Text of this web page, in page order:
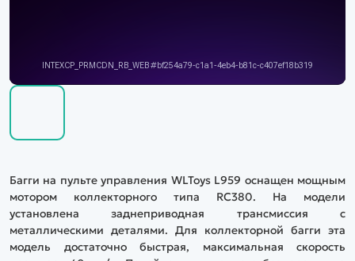
Багги на пульте управления WLToys L959 оснащен мощным
мотором коллекторного типа RC380. На модели
установлена заднеприводная трансмиссия с
металлическими деталями. Для коллекторной багги эта
модель достаточно быстрая, максимальная скорость